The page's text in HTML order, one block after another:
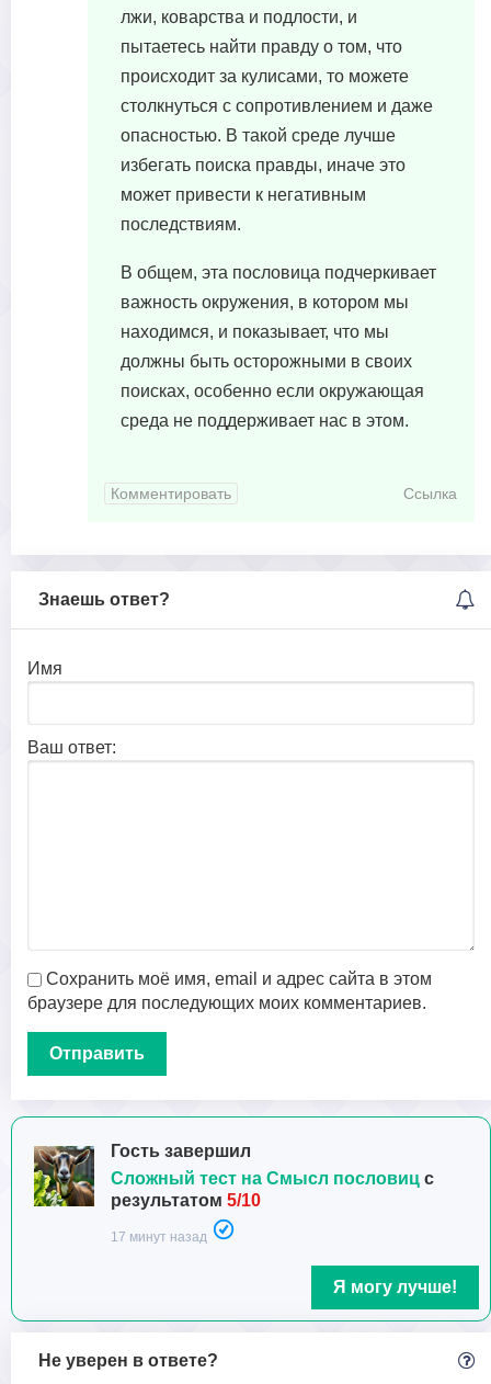
лжи, коварства и подлости, и
пытаетесь найти правду о том, что
происходит за кулисами, то можете
столкнуться с сопротивлением и даже
опасностью. В такой среде лучше
избегать поиска правды, иначе это
может привести к негативным
последствиям.
В общем, эта пословица подчеркивает
важность окружения, в котором мы
находимся, и показывает, что мы
должны быть осторожными в своих
поисках, особенно если окружающая
среда не поддерживает нас в этом.
Комментировать Ссылка
Знаешь ответ?
Имя
Ваш ответ:
Сохранить моё имя, email и адрес сайта в этом
браузере для последующих моих комментариев.
Гость завершил
Сложный тест на Смысл пословиц с
результатом 5/10
17 минут назад
Я могу лучше!
Не уверен в ответе?